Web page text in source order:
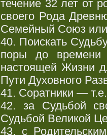
течение 32 лет от
своего Рода
Семейный Союз или
40. Поискать
поры до времени
настоящей Жизни
Пути Духовного
41. Соратники —
42. за Судьбой
Судьбой Великой
43. с